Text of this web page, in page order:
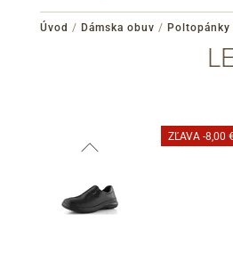
Zabudnuté
Úvod / Dámska obuv / Poltopánky
ZĽAVA-8,00 €